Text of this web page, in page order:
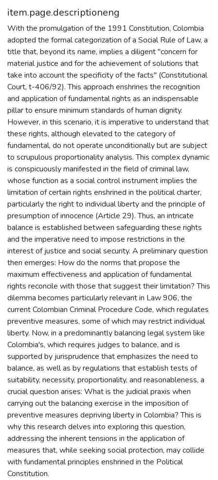
item.page.descriptioneng
With the promulgation of the 1991 Constitution, Colombia
adopted the formal categorization of a Social Rule of Law, a
title that, beyond its name, implies a diligent "concern for
material justice and for the achievement of solutions that
take into account the specificity of the facts" (Constitutional
Court, t-406/92). This approach enshrines the recognition
and application of fundamental rights as an indispensable
pillar to ensure minimum standards of human dignity.
However, in this scenario, it is imperative to understand that
these rights, although elevated to the category of
fundamental, do not operate unconditionally but are subject
to scrupulous proportionality analysis. This complex dynamic
is conspicuously manifested in the field of criminal law,
whose function as a social control instrument implies the
limitation of certain rights enshrined in the political charter,
particularly the right to individual liberty and the principle of
presumption of innocence (Article 29). Thus, an intricate
balance is established between safeguarding these rights
and the imperative need to impose restrictions in the
interest of justice and social security. A preliminary question
then emerges: How do the norms that propose the
maximum effectiveness and application of fundamental
rights reconcile with those that suggest their limitation? This
dilemma becomes particularly relevant in Law 906, the
current Colombian Criminal Procedure Code, which regulates
preventive measures, some of which may restrict individual
liberty. Now, in a predominantly balancing legal system like
Colombia's, which requires judges to balance, and is
supported by jurisprudence that emphasizes the need to
balance, as well as by regulations that establish tests of
suitability, necessity, proportionality, and reasonableness, a
crucial question arises: What is the judicial praxis when
carrying out the balancing exercise in the imposition of
preventive measures depriving liberty in Colombia? This is
why this research delves into exploring this question,
addressing the inherent tensions in the application of
measures that, while seeking social protection, may collide
with fundamental principles enshrined in the Political
Constitution.